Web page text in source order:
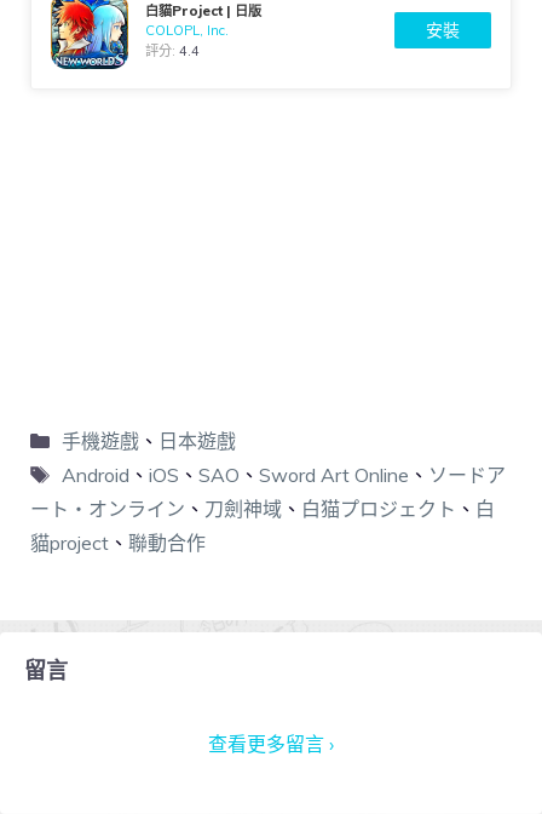
白貓Project | 日版
COLOPL, Inc.
評分:4.4
安裝
手機遊戲、 日本遊戲
Android 、 iOS 、 SAO 、 Sword Art Online 、 ソードア
ート・オンライン 、 刀劍神域 、 白猫プロジェクト 、 白
貓project 、 聯動合作
留言
查看更多留言 ›